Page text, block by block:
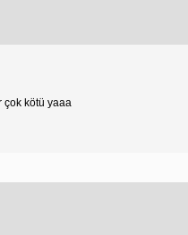
çok kötü yaaa